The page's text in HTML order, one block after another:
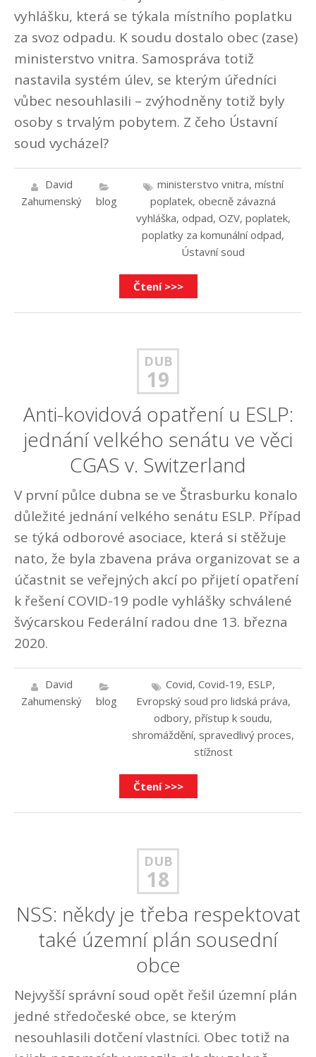
vyhlášku, která se týkala místního poplatku
za svoz odpadu. K soudu dostalo obec (zase)
ministerstvo vnitra. Samospráva totiž
nastavila systém úlev, se kterým úředníci
vůbec nesouhlasili – zvýhodněny totiž byly
osoby s trvalým pobytem. Z čeho Ústavní
soud vycházel?
David
Zahumenský
blog
ministerstvo vnitra, místní
poplatek, obecně závazná
vyhláška, odpad, OZV, poplatek,
poplatky za komunální odpad,
Ústavní soud
Čtení >>>
DUB
19
Anti-kovidová opatření u ESLP:
jednání velkého senátu ve věci
CGAS v. Switzerland
V první půlce dubna se ve Štrasburku konalo
důležité jednání velkého senátu ESLP. Případ
se týká odborové asociace, která si stěžuje
nato, že byla zbavena práva organizovat se a
účastnit se veřejných akcí po přijetí opatření
k řešení COVID-19 podle vyhlášky schválené
švýcarskou Federální radou dne 13. března
2020.
David
Zahumenský
blog
Covid, Covid-19, ESLP,
Evropský soud pro lidská práva,
odbory, přístup k soudu,
shromáždění, spravedlivý proces,
stížnost
Čtení >>>
DUB
18
NSS: někdy je třeba respektovat
také územní plán sousední
obce
Nejvyšší správní soud opět řešil územní plán
jedné středočeské obce, se kterým
nesouhlasili dotčení vlastníci. Obec totiž na